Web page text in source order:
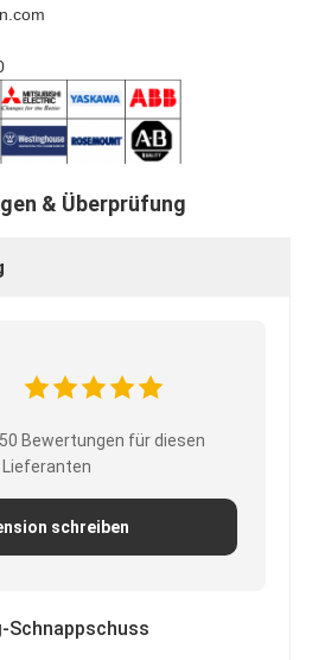
& Überprüfung
Bewertungen für diesen
Lieferanten
schreiben
Schnappschuss